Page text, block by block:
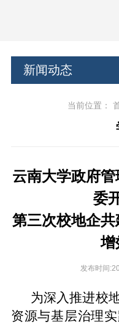
新闻动态
当前位置：
云南大学政府
委
第三次校地企
增
发布时间
为深入推进校
资源与基层治理